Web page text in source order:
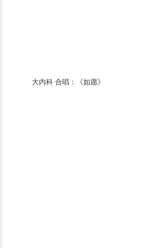
大内科 合唱：《如愿》